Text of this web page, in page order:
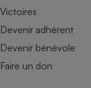
Victoires
Devenir adhérent
Devenir bénévole
Faire un don